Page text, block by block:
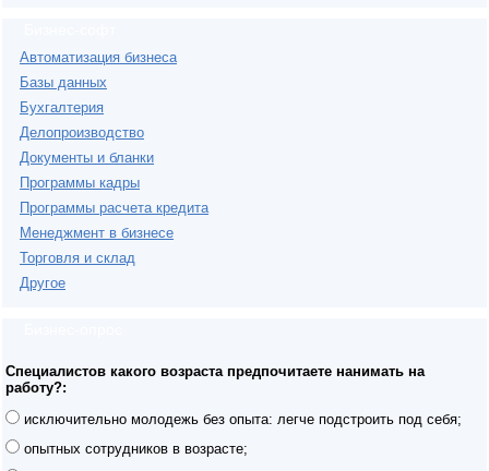
Автоматизация бизнеса
Базы данных
Бухгалтерия
Делопроизводство
Документы и бланки
Программы кадры
Программы расчета кредита
Менеджмент в бизнесе
Торговля и склад
Другое
Специалистов какого возраста предпочитаете нанимать на
работу?:
исключительно молодежь без опыта: легче подстроить под себя;
опытных сотрудников в возрасте;